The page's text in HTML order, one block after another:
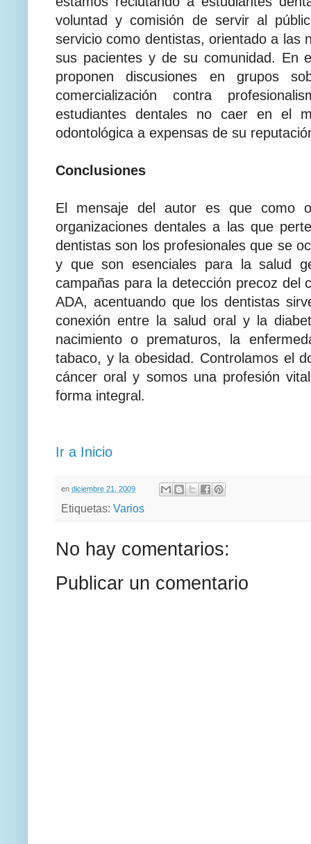
voluntad y comisión de servir al
servicio como dentistas, orientado a las
sus pacientes y de su comunidad. En
proponen discusiones en grupos
comercialización contra
estudiantes dentales no caer en el
odontológica a expensas de su
Conclusiones
El mensaje del autor es que como
organizaciones dentales a las que
dentistas son los profesionales que se
y que son esenciales para la salud
campañas para la detección precoz del
ADA, acentuando que los dentistas
conexión entre la salud oral y la
nacimiento o prematuros, la
tabaco, y la obesidad. Controlamos el
cáncer oral y somos una profesión
forma integral.
Ir a Inicio
en diciembre 21, 2009
Etiquetas: Varios
No hay comentarios:
Publicar un comentario